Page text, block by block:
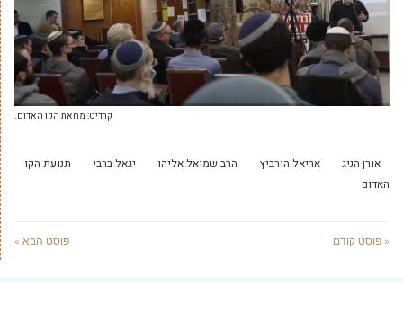
קרדיט: מחאת הקו האדום.
אורן הניג אריאל הורביץ הרב שמואל אליהו יגאל ברבי
תנועת הקו
האדום
« פוסט קודם פוסט הבא »